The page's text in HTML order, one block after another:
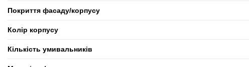
Покриття фасаду/корпусу
Колір корпусу
Кількість умивальників